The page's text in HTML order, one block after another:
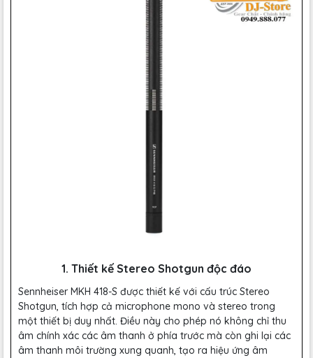
1. Thiết kế Stereo Shotgun độc đáo
Sennheiser MKH 418-S được thiết kế với cấu trúc Stereo
Shotgun, tích hợp cả microphone mono và stereo trong
một thiết bị duy nhất. Điều này cho phép nó không chỉ thu
âm chính xác các âm thanh ở phía trước mà còn ghi lại các
âm thanh môi trường xung quanh, tạo ra hiệu ứng âm